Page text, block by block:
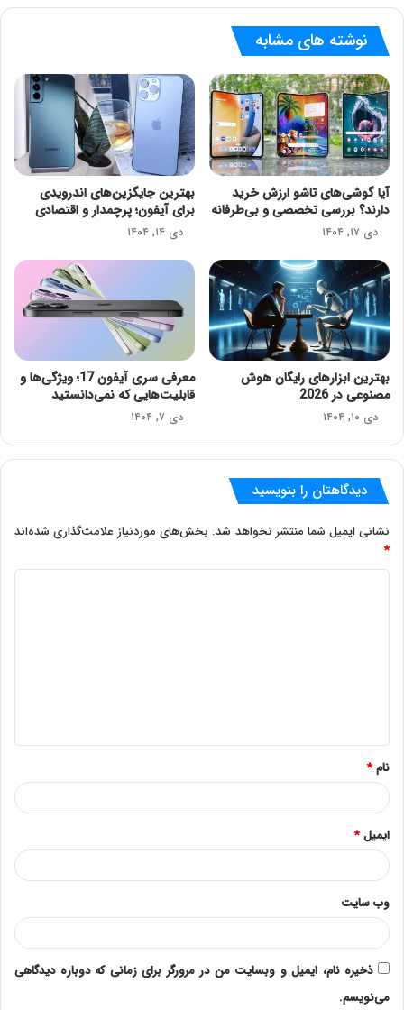
نوشته های مشابه
آیا گوشی‌های تاشو ارزش خرید
دارند؟ بررسی تخصصی و بی‌طرفانه
دی ۱۷, ۱۴۰۴
بهترین جایگزین‌های اندرویدی
برای آیفون؛ پرچمدار و اقتصادی
دی ۱۴, ۱۴۰۴
بهترین ابزارهای رایگان هوش
مصنوعی در 2026
دی ۱۰, ۱۴۰۴
معرفی سری آیفون 17؛ ویژگی‌ها و
قابلیت‌هایی که نمی‌دانستید
دی ۷, ۱۴۰۴
دیدگاهتان را بنویسید
نشانی ایمیل شما منتشر نخواهد شد. بخش‌های موردنیاز علامت‌گذاری شده‌اند
*
*
نام*
ایمیل*
وب‌ سایت
ذخیره نام، ایمیل و وبسایت من در مرورگر برای زمانی که دوباره دیدگاهی
می‌نویسم.